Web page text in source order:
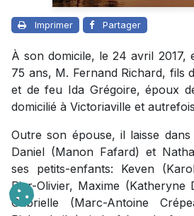
Imprimer Partager
À son domicile, le 24 avril 2017,
75 ans, M. Fernand Richard, fils
et de feu Ida Grégoire, époux
domicilié à Victoriaville et
Outre son épouse, il laisse
Daniel (Manon Fafard) et
ses petits-enfants: Keven
Pier-Olivier, Maxime (Katheryne
Gabrielle (Marc-Antoine